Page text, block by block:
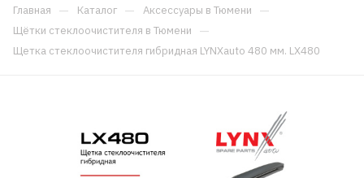
Главная — Каталог — Аксессуары в Тюмени —
Щётки стеклоочистителя в Тюмени —
Щетка стеклоочистителя гибридная LYNXauto 480 мм. LX480